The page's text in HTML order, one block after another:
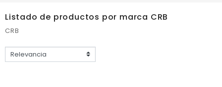
Listado de productos por marca CRB
CRB